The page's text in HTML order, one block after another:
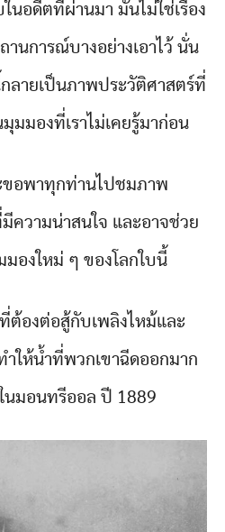
นอดีตที่ผ่านมา มันไม่ใช่เรื่อง
นการณ์บางอย่างเอาไว้ นั่น
ลายเป็นภาพประวัติศาสตร์ที่
มมองที่เราไม่เคยรู้มาก่อน
ขอพาทุกท่านไปชมภาพ
ความน่าสนใจ และอาจช่วย
องใหม่ ๆ ของโลกใบนี้
ต้องต่อสู้กับเพลิงไหม้และ
ให้น้ำที่พวกเขาฉีดออกมาก
นมอนทรีออล ปี 1889